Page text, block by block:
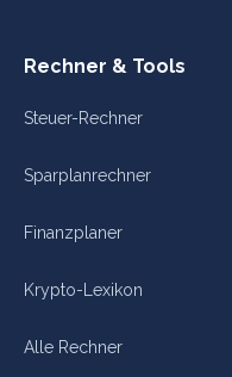
Rechner & Tools
Steuer-Rechner
Sparplanrechner
Finanzplaner
Krypto-Lexikon
Alle Rechner